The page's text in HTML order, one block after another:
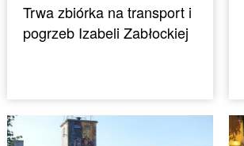
Trwa zbiórka na transport i
pogrzeb Izabeli Zabłockiej